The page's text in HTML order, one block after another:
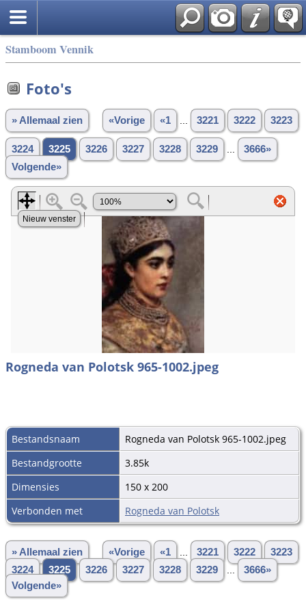
Stamboom Vennik
Foto's
» Allemaal zien «Vorige «1 3221 3222 3223
3224 3225 3226 3227 3228 3229
3666»
Volgende»
Rogneda van Polotsk 965-1002.jpeg
Bestandsnaam
Rogneda van Polotsk 965-1002.jpeg
Bestandgrootte
3.85k
Dimensies
150 x 200
Verbonden met
Rogneda van Polotsk
» Allemaal zien «Vorige «1 3221 3222
3223
3224
3225 3226 3227 3228 3229
3666»
Volgende»